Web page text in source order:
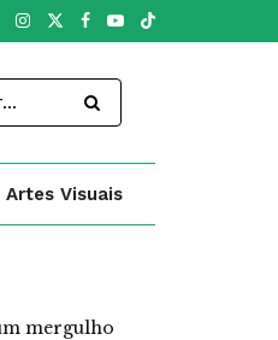
Artes Visuais
um mergulho